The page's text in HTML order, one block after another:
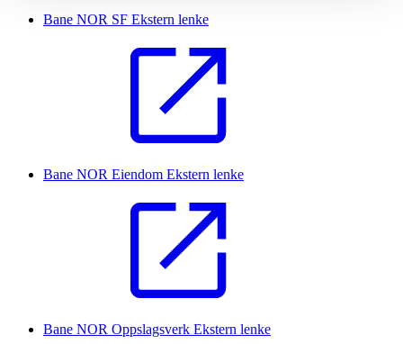
Bane NOR SF Ekstern lenke
Bane NOR Eiendom Ekstern lenke
Bane NOR Oppslagsverk Ekstern lenke